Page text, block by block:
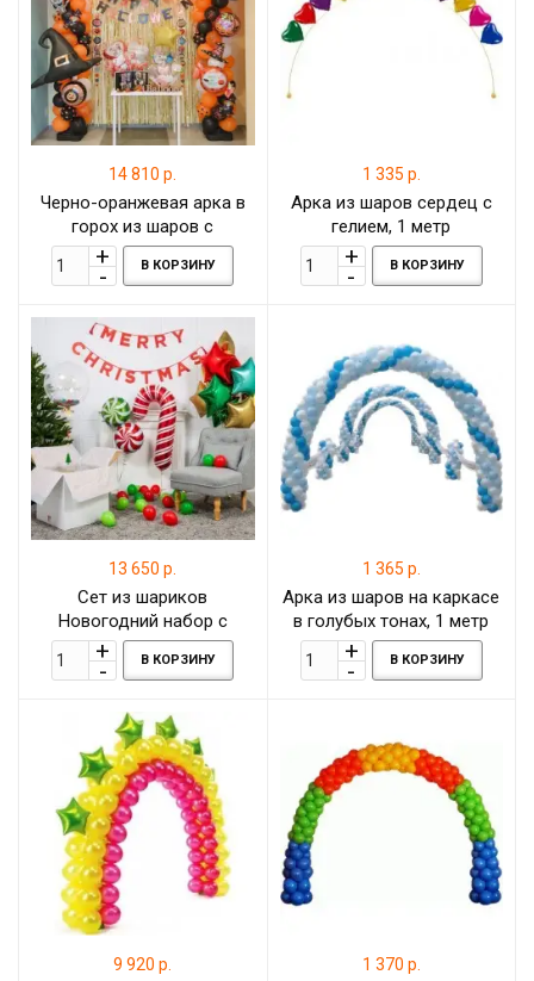
14 810 р.
Черно-оранжевая арка в
горох из шаров с
фигурами на Хеллоуин, 7
метровВ КОРЗИНУ
1 335 р.
Арка из шаров сердец с
гелием, 1 метр
В КОРЗИНУ
13 650 р.
Сет из шариков
Новогодний набор с
фольгированным шаром
леденец, звёздами и
В КОРЗИНУ
1 365 р.
Арка из шаров на каркасе
в голубых тонах, 1 метр
В КОРЗИНУ
9 920 р. 1 370 р.